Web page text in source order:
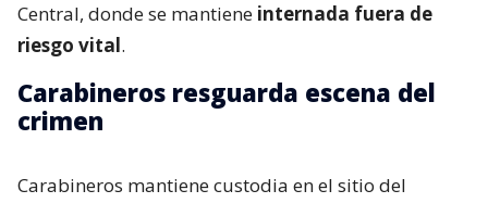
Central, donde se mantiene internada fuera de
riesgo vital.
Carabineros resguarda escena del
crimen
Carabineros mantiene custodia en el sitio del